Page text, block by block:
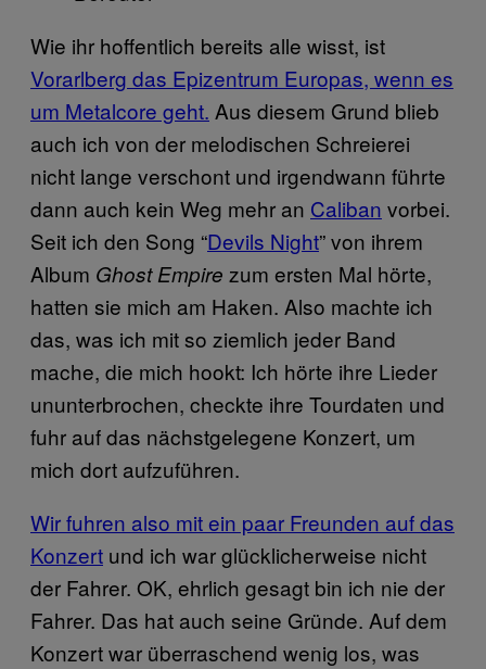
Wie ihr hoffentlich bereits alle wisst, ist
Vorarlberg das Epizentrum Europas, wenn es
um Metalcore geht. Aus diesem Grund blieb
auch ich von der melodischen Schreierei
nicht lange verschont und irgendwann führte
dann auch kein Weg mehr an Caliban vorbei.
Seit ich den Song “Devils Night” von ihrem
Album Ghost Empire zum ersten Mal hörte,
hatten sie mich am Haken. Also machte ich
das, was ich mit so ziemlich jeder Band
mache, die mich hookt: Ich hörte ihre Lieder
ununterbrochen, checkte ihre Tourdaten und
fuhr auf das nächstgelegene Konzert, um
mich dort aufzuführen.
Wir fuhren also mit ein paar Freunden auf das
Konzert und ich war glücklicherweise nicht
der Fahrer. OK, ehrlich gesagt bin ich nie der
Fahrer. Das hat auch seine Gründe. Auf dem
Konzert war überraschend wenig los, was